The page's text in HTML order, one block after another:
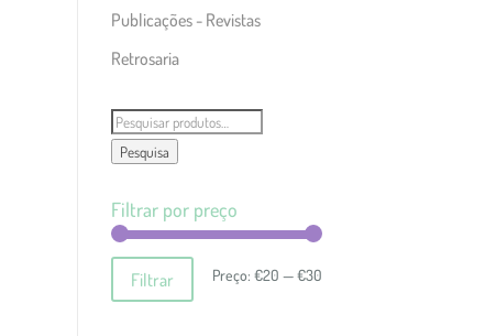
Publicações - Revistas
Retrosaria
Pesquisar
por:
Pesquisa
Filtrar por preço
Filtrar Preço:€20 —€30